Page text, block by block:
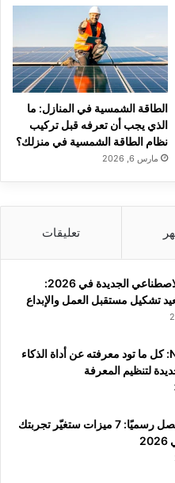
الطاقة الشمسية في المنازل: ما
الذي يجب أن تعرفه قبل تركيب
نظام الطاقة الشمسية في منزلك؟
مارس 6, 2026
تعليقات
أدوات الذكاء الاصطناعي الجديدة في 2026:
تشكيل مستقبل العمل والإبداع
NotebookLM: كل ما تود معرفته عن أداة الذكاء
لتنظيم المعرفة
Android 17 يصل رسميًا: 7 ميزات ستغيّر تجربتك